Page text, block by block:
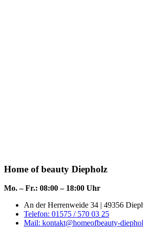
Home of beauty Diepholz
Mo. – Fr.: 08:00 – 18:00 Uhr
An der Herrenweide 34 | 49356
Telefon: 01575 / 570 03 25
Mail: kontakt@homeofbeauty-